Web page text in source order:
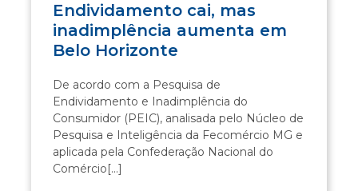
Endividamento cai, mas
inadimplência aumenta em
Belo Horizonte
De acordo com a Pesquisa de
Endividamento e Inadimplência do
Consumidor (PEIC), analisada pelo Núcleo de
Pesquisa e Inteligência da Fecomércio MG e
aplicada pela Confederação Nacional do
Comércio[...]